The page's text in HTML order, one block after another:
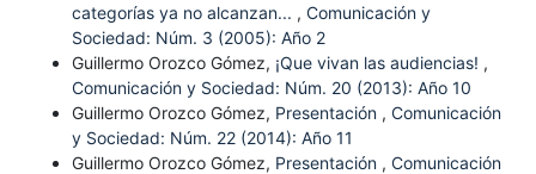
categorías ya no alcanzan... , Comunicación y
Sociedad: Núm. 3 (2005): Año 2
Guillermo Orozco Gómez, ¡Que vivan las audiencias! ,
Comunicación y Sociedad: Núm. 20 (2013): Año 10
Guillermo Orozco Gómez, Presentación , Comunicación
y Sociedad: Núm. 22 (2014): Año 11
Guillermo Orozco Gómez, Presentación , Comunicación